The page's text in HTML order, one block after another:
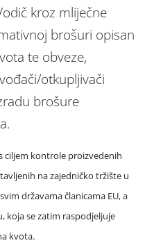
kroz mliječne
brošuri opisan
te obveze,
otkupljivači
brošure
ciljem kontrole proizvedenih
na zajedničko tržište u
državama članicama EU, a
koja se zatim raspodjeljuje
kvota.